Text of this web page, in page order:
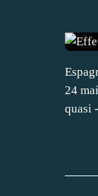
24
quasi